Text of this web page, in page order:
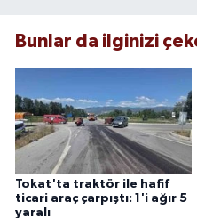
Bunlar da ilginizi
Tokat'ta traktör ile hafif
ticari araç çarpıştı: 1'i ağır 5
yaralı